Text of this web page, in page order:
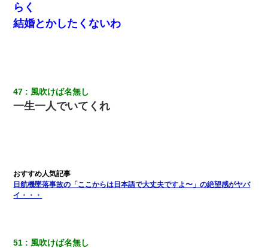
らく
結婚とかしたくないわ
47 風吹けば名無し
一生一人でいてくれ
日航機墜落事故の「ここからは日本語で大丈夫ですよ〜」の絶望感がヤバ
イ・・・
51 風吹けば名無し